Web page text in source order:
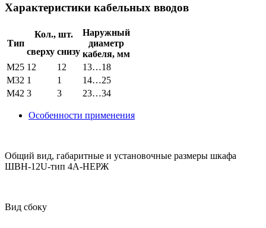
Характеристики кабельных вводов
Тип
Кол., шт.
Наружный
диаметр
кабеля, мм
сверху снизу
M25 12 12
13…18
M32 1 1
14…25
M42 3 3 23…34
Особенности применения
Общий вид, габаритные и установочные размеры шкафа
ШВН‑12U‑тип 4А-НЕРЖ
Вид сбоку